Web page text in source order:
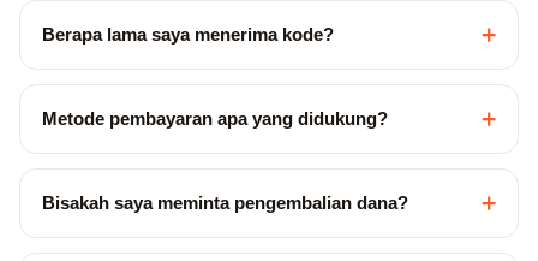
Berapa lama saya menerima kode? +
Metode pembayaran apa yang didukung? +
Bisakah saya meminta pengembalian dana? +